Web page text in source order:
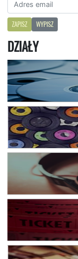
ZAPISZ WYPISZ
DZIAŁY